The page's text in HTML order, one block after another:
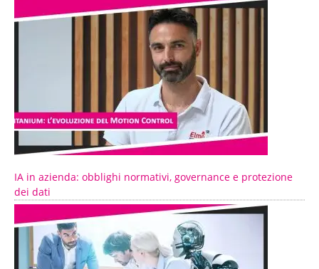
IA in azienda: obblighi normativi, governance e protezione
dei dati